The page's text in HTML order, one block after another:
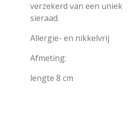
verzekerd van een uniek
sieraad.
Allergie- en nikkelvrij
Afmeting:
lengte 8 cm